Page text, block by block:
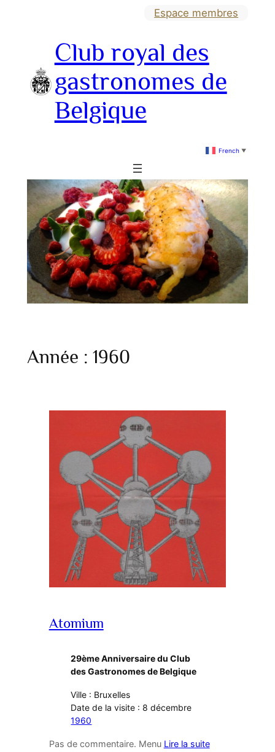
Espace membres
Club royal des
gastronomes de
Belgique
French ▼
Année : 1960
Atomium
29ème Anniversaire du Club
des Gastronomes de Belgique
Ville : Bruxelles
Date de la visite : 8 décembre
1960
Pas de commentaire. Menu Lire la suite